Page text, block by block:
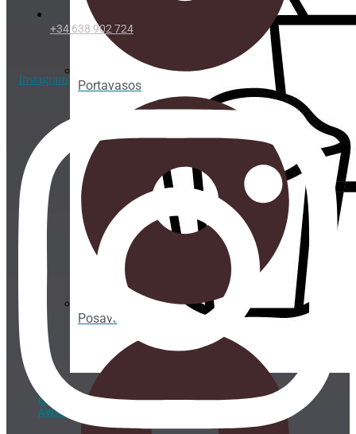
ENVASES TAKE
AWAY
Portavasos
Posavasos
+34 638 902 724
Instagram